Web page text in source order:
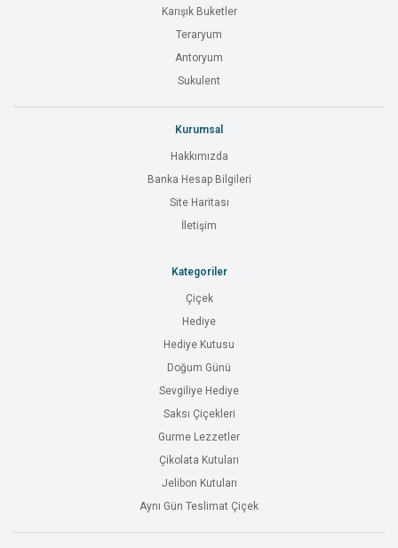
Karışık Buketler
Teraryum
Antoryum
Sukulent
Kurumsal
Hakkımızda
Banka Hesap Bilgileri
Site Haritası
İletişim
Kategoriler
Çiçek
Hediye
Hediye Kutusu
Doğum Günü
Sevgiliye Hediye
Saksı Çiçekleri
Gurme Lezzetler
Çikolata Kutuları
Jelibon Kutuları
Aynı Gün Teslimat Çiçek